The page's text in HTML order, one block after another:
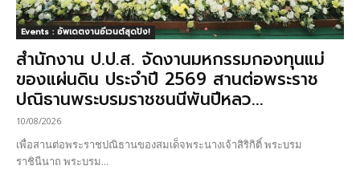
Events : อัพเดตงานอีเวนต์สุดปัง!
สำนักงาน ป.ป.ส. จัดงานมหกรรมกองทุนแม่
ของแผ่นดิน ประจำปี 2569 สานต่อพระราช
ปณิธานพระบรมราชชนนีพันปีหลว...
10/08/2026
เพื่อสานต่อพระราชปณิธานของสมเด็จพระนางเจ้าสิริกิติ์ พระบรม
ราชินีนาถ พระบรม...